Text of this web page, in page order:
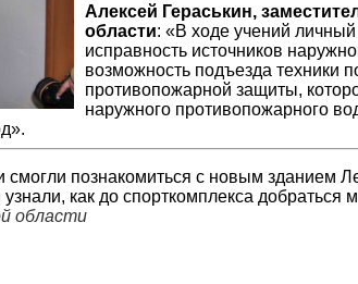
Алексей Гераськин,
области: «В ходе учений
исправность источников
возможность подъезда техники
противопожарной защиты,
наружного противопожарного
смогли познакомиться с новым зданием
как до спорткомплекса добраться
области